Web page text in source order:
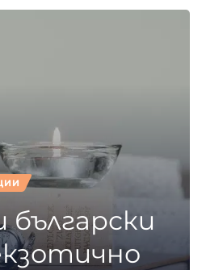
български